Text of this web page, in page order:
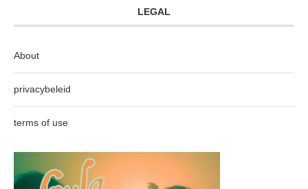
LEGAL
About
privacybeleid
terms of use